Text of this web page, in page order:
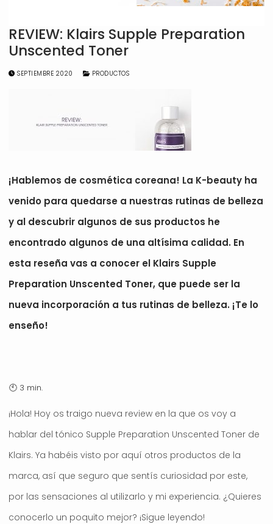
REVIEW: Klairs Supple Preparation
Unscented Toner
SEPTIEMBRE 2020 PRODUCTOS
¡Hablemos de cosmética coreana! La K-beauty ha
venido para quedarse a nuestras rutinas de belleza
y al descubrir algunos de sus productos he
encontrado algunos de una altísima calidad. En
esta reseña vas a conocer el Klairs Supple
Preparation Unscented Toner, que puede ser la
nueva incorporación a tus rutinas de belleza. ¡Te lo
enseño!
¡Hola! Hoy os traigo nueva review en la que os voy a
hablar del tónico Supple Preparation Unscented Toner de
Klairs. Ya habéis visto por aquí otros productos de la
marca, así que seguro que sentís curiosidad por este,
por las sensaciones al utilizarlo y mi experiencia. ¿Quieres
conocerlo un poquito mejor? ¡Sigue leyendo!